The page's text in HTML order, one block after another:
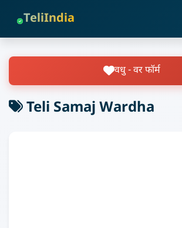
TeliIndia
वधु - वर फॉर्म
Teli Samaj Wardha